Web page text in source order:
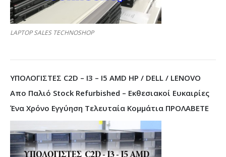
LAPTOP SALES TECHNOSHOP
ΥΠΟΛΟΓΙΣΤΕΣ C2D – I3 – I5 AMD HP / DELL / LENOVO
Απο Παλιό Stock Refurbished – Εκθεσιακοί Ευκαιρίες
Ένα Χρόνο Εγγύηση Τελευταία Κομμάτια ΠΡΟΛΑΒΕΤΕ